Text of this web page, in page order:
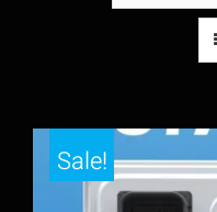
Sale!